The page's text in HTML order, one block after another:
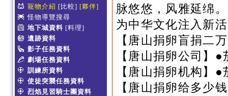
寵物介紹 [比較] [夥伴]
怪物導覽搜尋
地下城資料 [料理]
遺跡資料
影子任務資料
劇場任務資料
訓練所資料
使徒突襲任務資料
烈焰見習騎士團資料
脉悠悠，风雅延绵
为中华文化注入新
【唐山捐卵盲捐二
【唐山捐卵公司】
【唐山捐卵机构】
【唐山捐卵给多少